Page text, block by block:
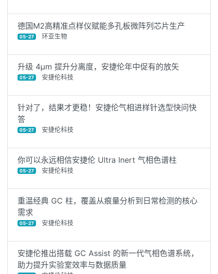
德国M2高精准点样仪赋能多孔板微阵列芯片生产
05-27 环亚生物
升级 4μm 提升分离度，安捷伦年中促有的放矢
05-27 安捷伦科技
针对了，结果才更稳！安捷伦气相进样针选型快问快
答
05-27 安捷伦科技
你可以永远相信安捷伦 Ultra Inert 气相色谱柱
05-27 安捷伦科技
重温经典 GC 柱，覆盖从痕量分析到日常检测的核心
需求
05-27 安捷伦科技
安捷伦推出搭载 GC Assist 的新一代气相色谱系统，
助力提升实验室效率与数据质量